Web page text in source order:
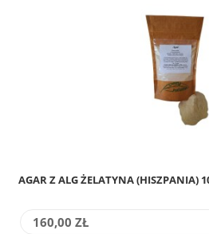
AGAR Z ALG ŻELATYNA (HISZPANIA)
160,00 ZŁ